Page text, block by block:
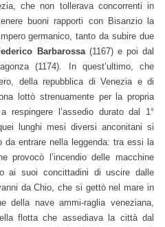
che non tollerava concorrenti in
buoni rapporti con Bisanzio la
germanico, tanto da subire due
Barbarossa(1167) e poi dal
(1174). In quest’ultimo, che
della repubblica di Venezia e di
lottò strenuamente per la propria
respingere l’assedio durato dal 1°
lunghi mesi diversi anconitani si
entrare nella leggenda: tra essi la
provocò l’incendio delle macchine
ai suoi concittadini di uscire dalle
da Chio, che si gettò nel mare in
della nave ammi-raglia veneziana,
flotta che assediava la città dal